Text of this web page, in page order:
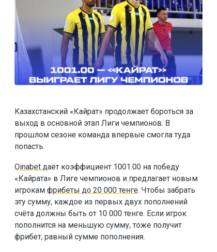
Казахстанский «Кайрат» продолжает бороться за
выход в основной этап Лиги чемпионов. В
прошлом сезоне команда впервые смогла туда
попасть.
Oinabet даёт коэффициент 1001.00 на победу
«Кайрата» в Лиге чемпионов и предлагает новым
игрокам фрибеты до 20 000 тенге. Чтобы забрать
эту сумму, каждое из первых двух пополнений
счёта должны быть от 10 000 тенге. Если игрок
пополнится на меньшую сумму, тоже получит
фрибет, равный сумме пополнения.